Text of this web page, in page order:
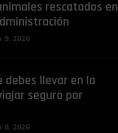
rescatados en
9, 2026
debes llevar en la
seguro por
8, 2026